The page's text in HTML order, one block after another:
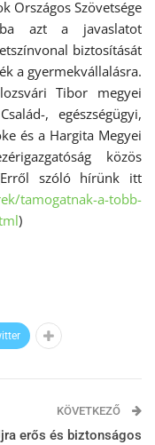
Országos Szövetsége
azt a javaslatot
biztosítását
a gyermekvállalásra.
Tibor megyei
, egészségügyi,
és a Hargita Megyei
közös
szóló hírünk itt
tamogatnak-a-tobb-
)
KÖVETKEZŐ
erős és biztonságos